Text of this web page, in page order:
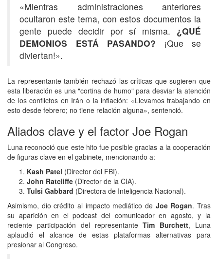
«Mientras administraciones anteriores
ocultaron este tema, con estos documentos la
gente puede decidir por sí misma. ¿QUÉ
DEMONIOS ESTÁ PASANDO? ¡Que se
diviertan!».
La representante también rechazó las críticas que sugieren que
esta liberación es una "cortina de humo" para desviar la atención
de los conflictos en Irán o la inflación: «Llevamos trabajando en
esto desde febrero; no tiene relación alguna», sentenció.
Aliados clave y el factor Joe Rogan
Luna reconoció que este hito fue posible gracias a la cooperación
de figuras clave en el gabinete, mencionando a:
Kash Patel (Director del FBI).
John Ratcliffe (Director de la CIA).
Tulsi Gabbard (Directora de Inteligencia Nacional).
Asimismo, dio crédito al impacto mediático de Joe Rogan. Tras
su aparición en el podcast del comunicador en agosto, y la
reciente participación del representanteTim Burchett, Luna
aplaudió el alcance de estas plataformas alternativas para
presionar al Congreso.